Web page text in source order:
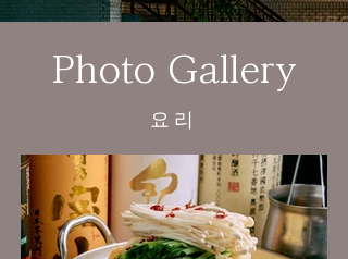
Photo Gallery
요리